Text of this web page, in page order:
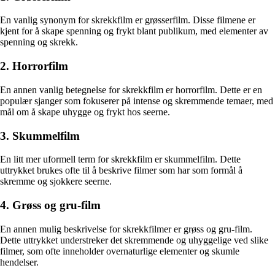
En vanlig synonym for skrekkfilm er grøsserfilm. Disse filmene er
kjent for å skape spenning og frykt blant publikum, med elementer av
spenning og skrekk.
2. Horrorfilm
En annen vanlig betegnelse for skrekkfilm er horrorfilm. Dette er en
populær sjanger som fokuserer på intense og skremmende temaer, med
mål om å skape uhygge og frykt hos seerne.
3. Skummelfilm
En litt mer uformell term for skrekkfilm er skummelfilm. Dette
uttrykket brukes ofte til å beskrive filmer som har som formål å
skremme og sjokkere seerne.
4. Grøss og gru-film
En annen mulig beskrivelse for skrekkfilmer er grøss og gru-film.
Dette uttrykket understreker det skremmende og uhyggelige ved slike
filmer, som ofte inneholder overnaturlige elementer og skumle
hendelser.